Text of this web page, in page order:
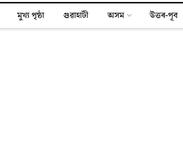
মুখ্য পৃষ্ঠা গুৱাহাটী অসম উত্তৰ-পূব